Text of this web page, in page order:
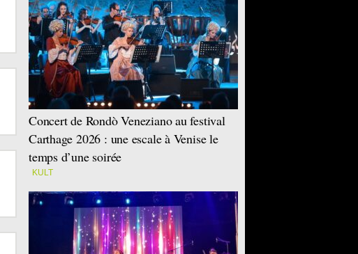
Concert de Rondò Veneziano au festival
Carthage 2026 : une escale à Venise le
temps d’une soirée
KULT